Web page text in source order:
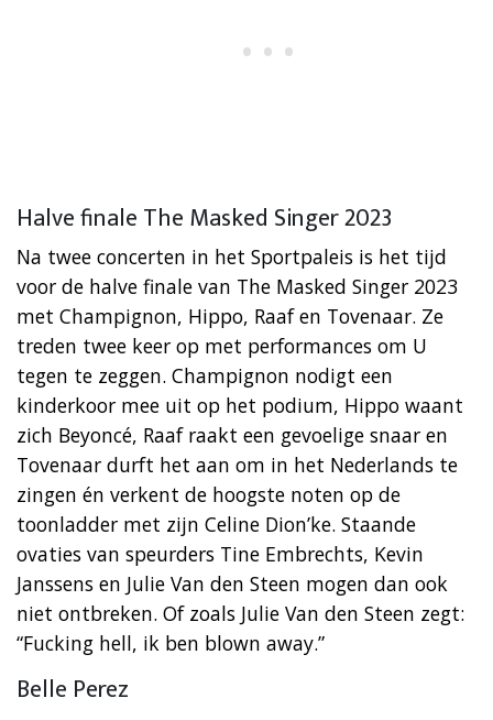
Halve finale The Masked Singer 2023
Na twee concerten in het Sportpaleis is het tijd
voor de halve finale van The Masked Singer 2023
met Champignon, Hippo, Raaf en Tovenaar. Ze
treden twee keer op met performances om U
tegen te zeggen. Champignon nodigt een
kinderkoor mee uit op het podium, Hippo waant
zich Beyoncé, Raaf raakt een gevoelige snaar en
Tovenaar durft het aan om in het Nederlands te
zingen én verkent de hoogste noten op de
toonladder met zijn Celine Dion’ke. Staande
ovaties van speurders Tine Embrechts, Kevin
Janssens en Julie Van den Steen mogen dan ook
niet ontbreken. Of zoals Julie Van den Steen zegt:
“Fucking hell, ik ben blown away.”
Belle Perez